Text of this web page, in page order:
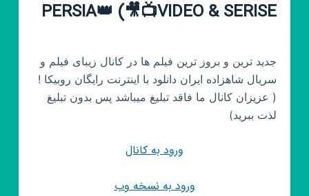
PERSIA👑 (🎥📺VIDEO & SERISE
جدید ترین و بروز ترین فیلم ها در کانال زیبای فیلم و
سریال شاهزاده ایران دانلود با اینترنت رایگان روبیکا !
( عزیزان کانال ما فاقد تبلیغ میباشد پس بدون تبلیغ
لذت ببرید)
ورود به کانال
ورود به نسخه وب